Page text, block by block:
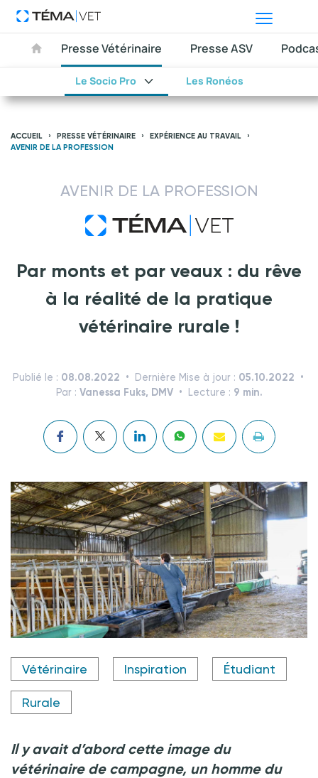
Presse Vétérinaire
Le Socio Pro Les Ronéos
Presse ASV
ACCUEIL PRESSE VÉTÉRINAIRE
EXPÉRIENCE AU TRAVAIL
AVENIR DE LA PROFESSION
AVENIR DE LA PROFESSION
Par monts et par veaux : du rêve
à la réalité de la pratique
vétérinaire rurale !
Publié le : 08.08.2022 Dernière Mise à jour : 05.10.2022
Par : Vanessa Fuks, DMV Lecture : 9 min.
Crédit photo © Studioanna, Anna Camerac
Vétérinaire Inspiration Étudiant
Rurale
Il y avait d’abord cette image du
vétérinaire de campagne, un homme du